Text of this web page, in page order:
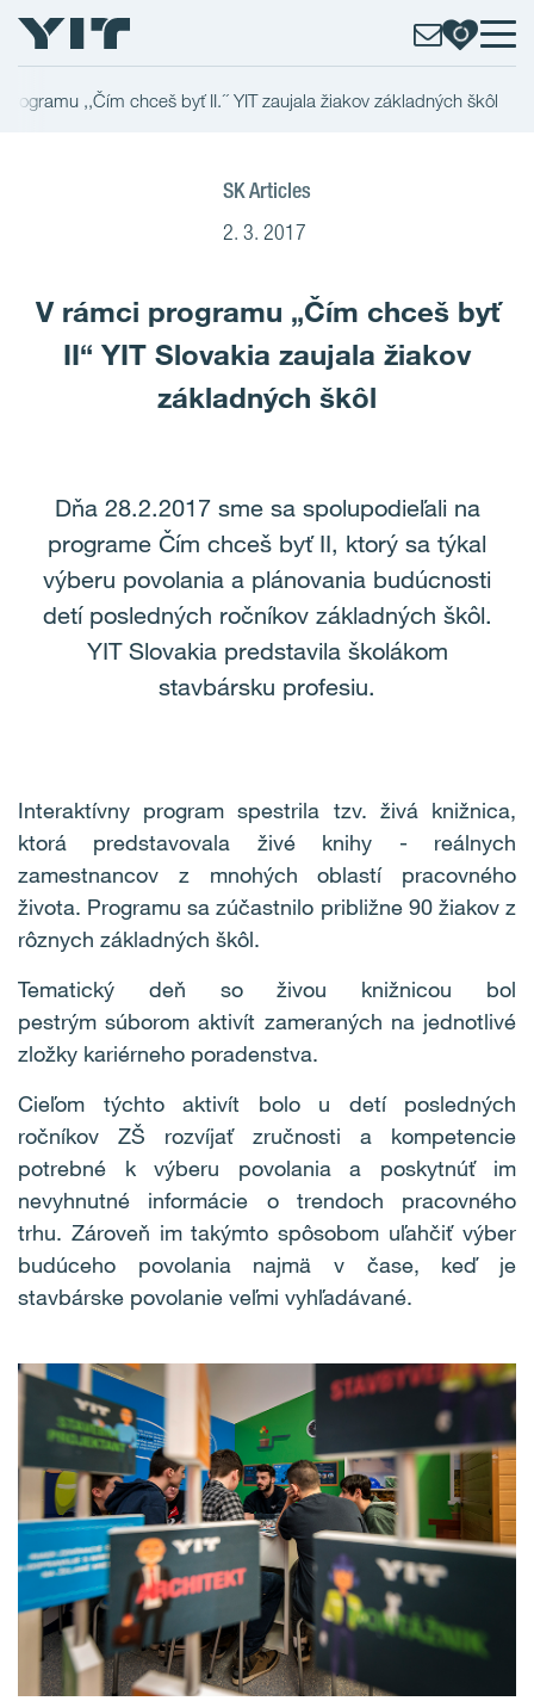
,,Čím chceš byť II.´´ YIT zaujala žiakov základných škôl
SK Articles
2. 3. 2017
V rámci programu „Čím chceš byť
II“ YIT Slovakia zaujala žiakov
základných škôl
Dňa 28.2.2017 sme sa spolupodieľali na
programe Čím chceš byť II, ktorý sa týkal
výberu povolania a plánovania budúcnosti
detí posledných ročníkov základných škôl.
YIT Slovakia predstavila školákom
stavbársku profesiu.
Interaktívny program spestrila tzv. živá knižnica,
ktorá predstavovala živé knihy - reálnych
zamestnancov z mnohých oblastí pracovného
života. Programu sa zúčastnilo približne 90 žiakov z
rôznych základných škôl.
Tematický deň so živou knižnicou bol
pestrým súborom aktivít zameraných na jednotlivé
zložky kariérneho poradenstva.
Cieľom týchto aktivít bolo u detí posledných
ročníkov ZŠ rozvíjať zručnosti a kompetencie
potrebné k výberu povolania a poskytnúť im
nevyhnutné informácie o trendoch pracovného
trhu. Zároveň im takýmto spôsobom uľahčiť výber
budúceho povolania najmä v čase, keď je
stavbárske povolanie veľmi vyhľadávané.